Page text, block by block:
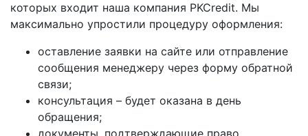
которых входит наша компания PKCredit. Мы
максимально упростили процедуру оформления:
оставление заявки на сайте или отправление
сообщения менеджеру через форму обратной
связи;
консультация – будет оказана в день
обращения;